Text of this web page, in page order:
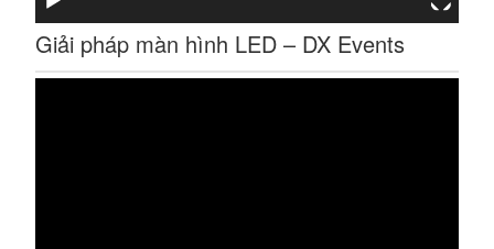
Giải pháp màn hình LED – DX Events